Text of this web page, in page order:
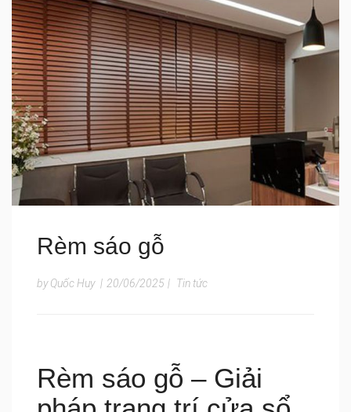
Rèm sáo gỗ
by Quốc Huy | 20/06/2025 | Tin tức
Rèm sáo gỗ – Giải